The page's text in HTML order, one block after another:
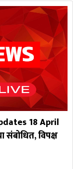
18 April
संबोधित, विपक्ष